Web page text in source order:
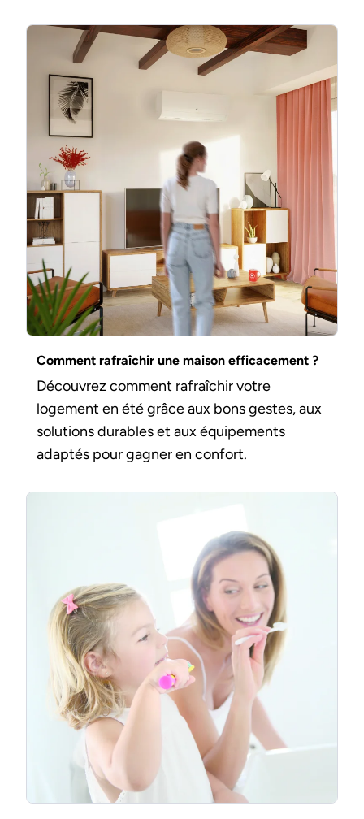
Comment rafraîchir une maison efficacement ?
Découvrez comment rafraîchir votre
logement en été grâce aux bons gestes, aux
solutions durables et aux équipements
adaptés pour gagner en confort.